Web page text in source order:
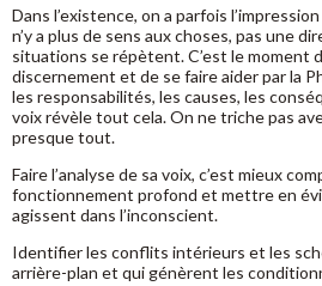
Dans l’existence, on a parfois
n’y a plus de sens aux choses, pas une
situations se répètent. C’est le moment
discernement et de se faire aider par la
les responsabilités, les causes, les
voix révèle tout cela. On ne triche pas
presque tout.
Faire l’analyse de sa voix, c’est mieux
fonctionnement profond et mettre en
agissent dans l’inconscient.
Identifier les conflits intérieurs et les
arrière-plan et qui génèrent les